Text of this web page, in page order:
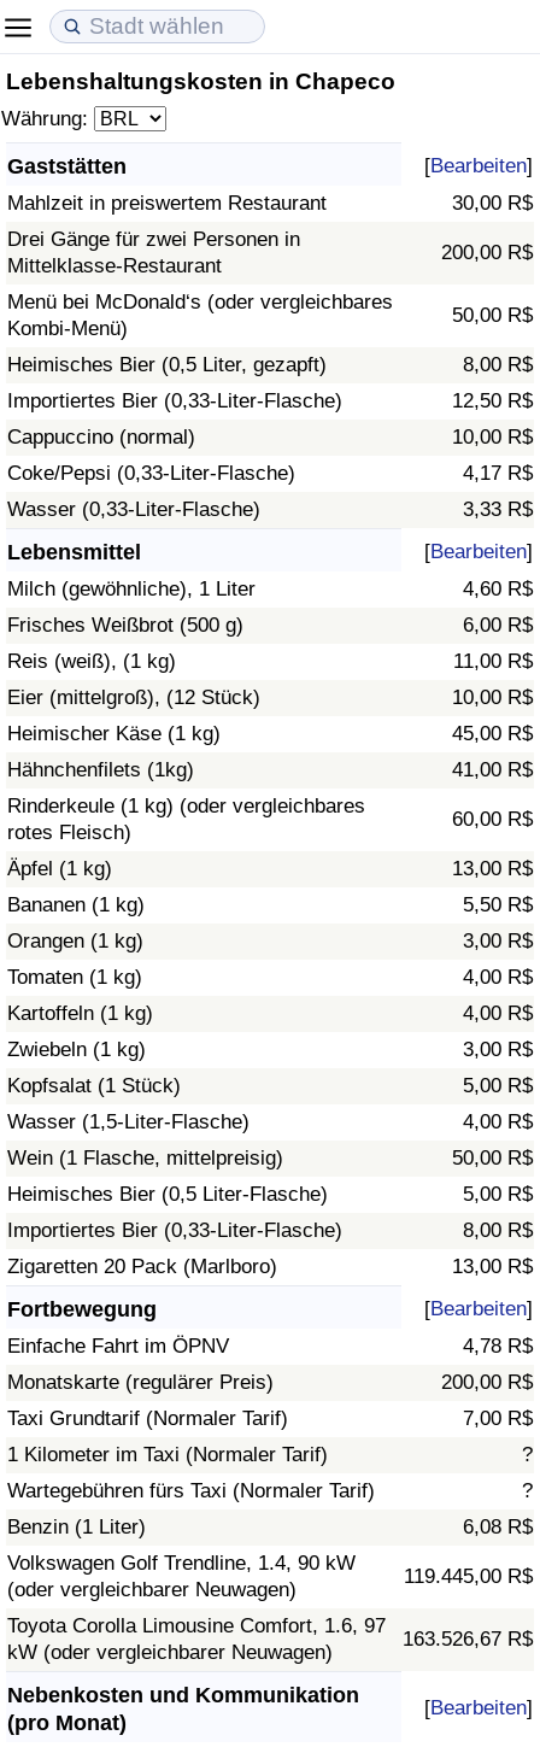
Lebenshaltungskosten in Chapeco
Währung:
Gaststätten [Bearbeiten]
Mahlzeit in preiswertem Restaurant
30,00 R$
Drei Gänge für zwei Personen in
Mittelklasse-Restaurant
200,00 R$
Menü bei McDonald‘s (oder vergleichbares
Kombi-Menü)
50,00 R$
Heimisches Bier (0,5 Liter, gezapft)
8,00 R$
Importiertes Bier (0,33-Liter-Flasche)
12,50 R$
Cappuccino (normal)
10,00 R$
Coke/Pepsi (0,33-Liter-Flasche)
4,17 R$
Wasser (0,33-Liter-Flasche)
3,33 R$
Lebensmittel [Bearbeiten]
Milch (gewöhnliche), 1 Liter
4,60 R$
Frisches Weißbrot (500 g)
6,00 R$
Reis (weiß), (1 kg)
11,00 R$
Eier (mittelgroß), (12 Stück)
10,00 R$
Heimischer Käse (1 kg)
45,00 R$
Hähnchenfilets (1kg)
41,00 R$
Rinderkeule (1 kg) (oder vergleichbares
rotes Fleisch)
60,00 R$
Äpfel (1 kg)
13,00 R$
Bananen (1 kg)
5,50 R$
Orangen (1 kg)
3,00 R$
Tomaten (1 kg)
4,00 R$
Kartoffeln (1 kg)
4,00 R$
Zwiebeln (1 kg)
3,00 R$
Kopfsalat (1 Stück)
5,00 R$
Wasser (1,5-Liter-Flasche)
4,00 R$
Wein (1 Flasche, mittelpreisig)
50,00 R$
Heimisches Bier (0,5 Liter-Flasche)
5,00 R$
Importiertes Bier (0,33-Liter-Flasche)
8,00 R$
Zigaretten 20 Pack (Marlboro)
13,00 R$
Fortbewegung [Bearbeiten]
Einfache Fahrt im ÖPNV
4,78 R$
Monatskarte (regulärer Preis)
200,00 R$
Taxi Grundtarif (Normaler Tarif)
7,00 R$
1 Kilometer im Taxi (Normaler Tarif)
?
Wartegebühren fürs Taxi (Normaler Tarif)
?
Benzin (1 Liter)
6,08 R$
Volkswagen Golf Trendline, 1.4, 90 kW
(oder vergleichbarer Neuwagen)
119.445,00 R$
Toyota Corolla Limousine Comfort, 1.6, 97
kW (oder vergleichbarer Neuwagen)
163.526,67 R$
Nebenkosten und Kommunikation
(pro Monat)
[Bearbeiten]
Lebenshaltungskosten
Lebenshaltungskosten-Index (aktuell)
Lebenshaltungskosten-Index
Lebenshaltungskosten-Index nach Land
in Akaba
Immobilienpreise
Immobilienpreis-Index (aktuell)
Immobilienpreis-Index
Immobilienpreis-Index nach Land
Lebensqualität
Lebensqualität-Index
Lebensqualität-Index (aktuell)
Lebensqualitätsindex nach Land
Kriminalität
Kriminalitäts-Index (aktuell)
Kriminalitäts-Index
Kriminalitätsindex nach Land
Gesundheitsversorgung
Gesundheitsversorgungs-Index (aktuell)
Gesundheitsversorgungs-Index
Gesundheitsversorgungs-Index nach Land
Umweltverschmutzung
Verschmutzungsindex
Umweltverschmutzungs-Index nach Land
Verkehr
Verkehrs-Index
Verkehrs-Index (aktuell)
Verkehrs-Index nach Land